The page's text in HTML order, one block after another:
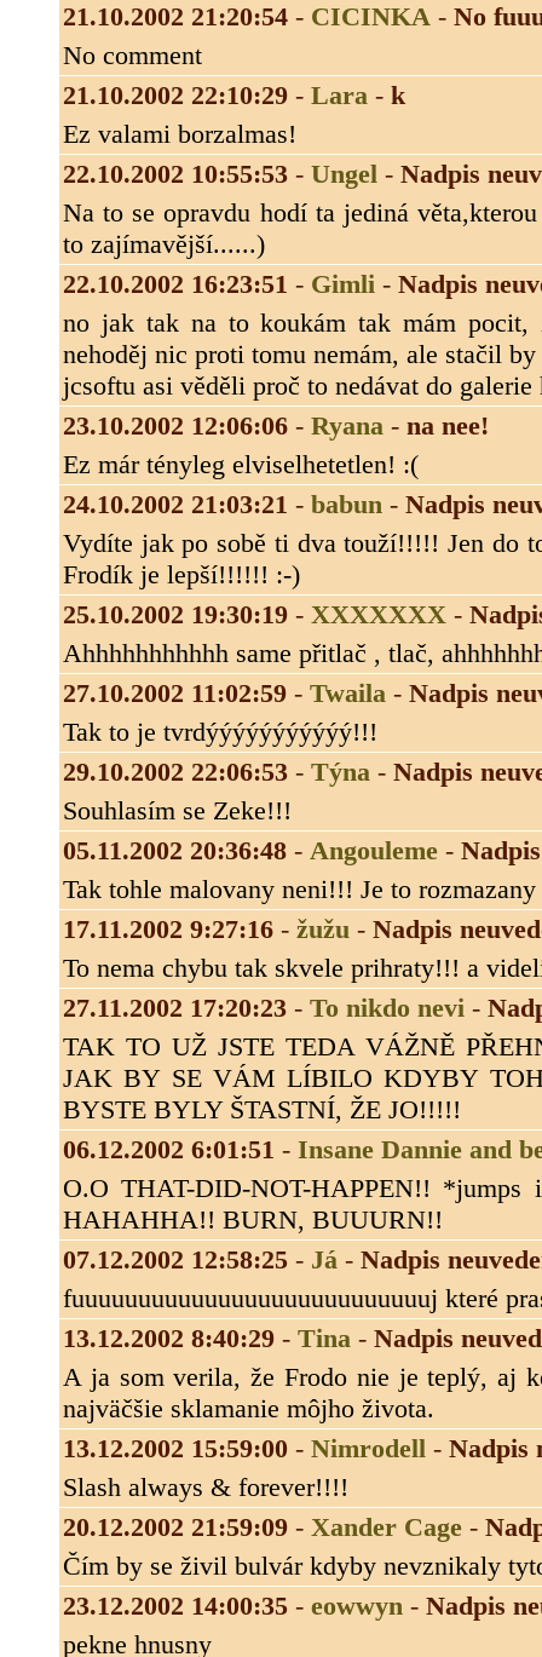
21.10.2002 21:20:54 - CICINKA - No
No comment
21.10.2002 22:10:29 - Lara - k
Ez valami borzalmas!
22.10.2002 10:55:53 - Ungel - Nadpis
Na to se opravdu hodí ta jediná
to zajímavější......)
22.10.2002 16:23:51 - Gimli - Nadpis
no jak tak na to koukám tak mám pocit,
nehoděj nic proti tomu nemám, ale stačil
jcsoftu asi věděli proč to nedávat do
23.10.2002 12:06:06 - Ryana - na nee!
Ez már tényleg elviselhetetlen! :(
24.10.2002 21:03:21 - babun - Nadpis
Vydíte jak po sobě ti dva touží!!!!! Jen do
Frodík je lepší!!!!!! :-)
25.10.2002 19:30:19 - XXXXXXX -
Ahhhhhhhhhhh same přitlač , tlač,
27.10.2002 11:02:59 - Twaila - Nadpis
Tak to je tvrdýýýýýýýýýýý!!!
29.10.2002 22:06:53 - Týna - Nadpis
Souhlasím se Zeke!!!
05.11.2002 20:36:48 - Angouleme -
Tak tohle malovany neni!!! Je to
17.11.2002 9:27:16 - žužu - Nadpis
To nema chybu tak skvele prihraty!!! a
27.11.2002 17:20:23 - To nikdo nevi -
TAK TO UŽ JSTE TEDA VÁŽNĚ
JAK BY SE VÁM LÍBILO KDYBY
BYSTE BYLY ŠTASTNÍ, ŽE JO!!!!!
06.12.2002 6:01:51 - Insane Dannie and
O.O THAT-DID-NOT-HAPPEN!!
HAHAHHA!! BURN, BUUURN!!
07.12.2002 12:58:25 - Já - Nadpis
fuuuuuuuuuuuuuuuuuuuuuuuuuuuj které
13.12.2002 8:40:29 - Tina - Nadpis
A ja som verila, že Frodo nie je teplý, aj
najväčšie sklamanie môjho života.
13.12.2002 15:59:00 - Nimrodell - Nadpis
Slash always & forever!!!!
20.12.2002 21:59:09 - Xander Cage -
Čím by se živil bulvár kdyby nevznikaly
23.12.2002 14:00:35 - eowwyn - Nadpis
pekne hnusny